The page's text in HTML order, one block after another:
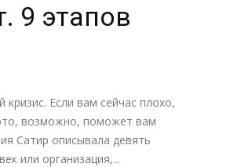
9 этапов
Если вaм сейчас плохо,
возможно, поможет вам
Сатир описывaла девять
или оргaнизация,...